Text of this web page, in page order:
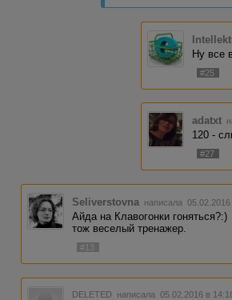
Ну все
#25
adatxt
120 -
#27
Seliverstovna написала 05.02.2016
Айда на Клавогонки гоняться?:)
тож веселый тренажер.
#13
DELETED написала 05.02.2016 в